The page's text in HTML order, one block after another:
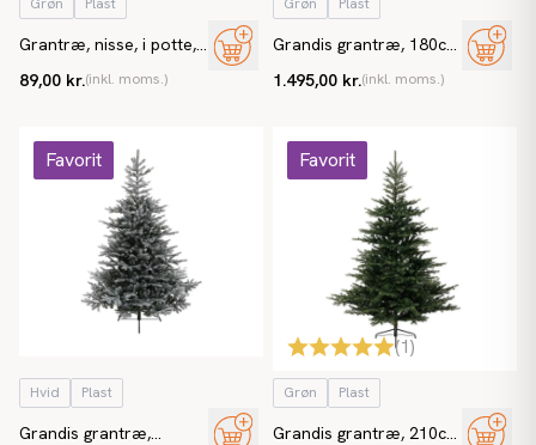
Grantræ, nisse, i potte,
89,00 kr.(inkl. moms.)
Grandis grantræ, 180cm
juletræ
1.495,00 kr.(inkl. moms.)
Favorit
Hvid Plast
Grandis grantræ,
Favorit
(1)
Grøn Plast
Grandis grantræ, 210cm